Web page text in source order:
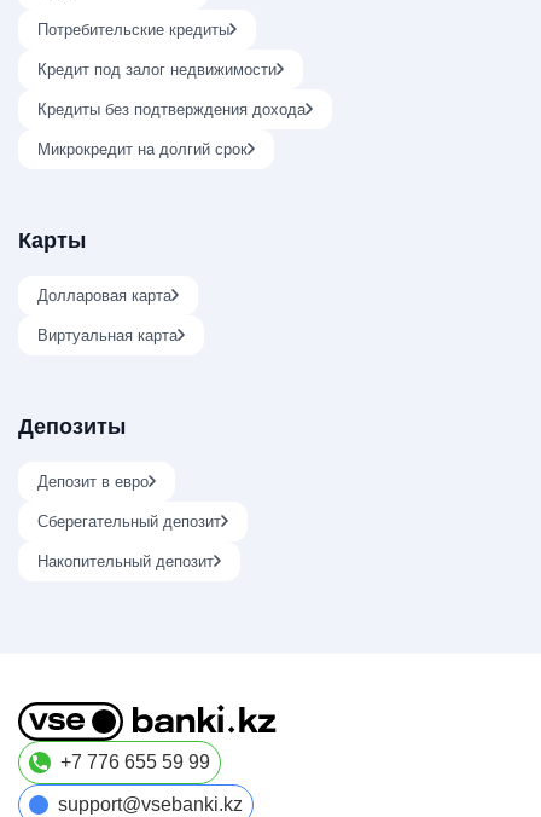
Потребительские кредиты
Кредит под залог недвижимости
Кредиты без подтверждения дохода
Микрокредит на долгий срок
Карты
Долларовая карта
Виртуальная карта
Депозиты
Депозит в евро
Сберегательный депозит
Накопительный депозит
+7 776 655 59 99
support@vsebanki.kz